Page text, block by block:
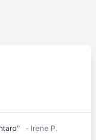
- Irene P.